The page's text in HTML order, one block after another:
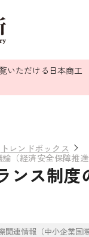
いただける日本商工
トレンドボックス
（経済安全保障推
ンス制
関連情報（中小企業国